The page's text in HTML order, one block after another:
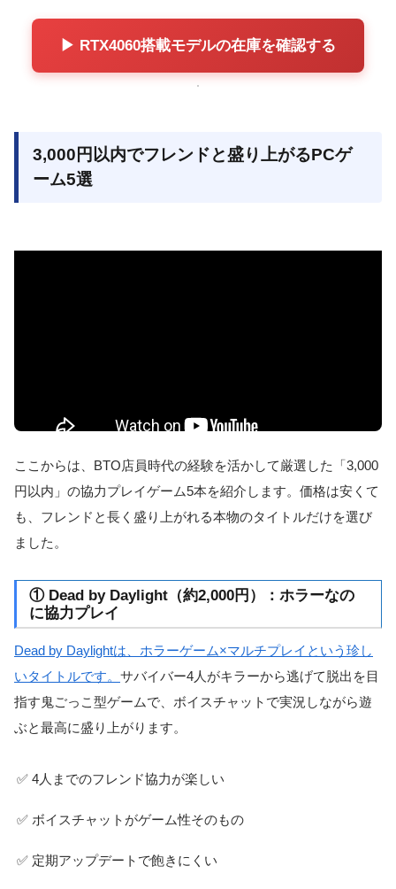
▶ RTX4060搭載モデルの在庫を確認する
3,000円以内でフレンドと盛り上がるPCゲ
ーム5選
ここからは、BTO店員時代の経験を活かして厳選した「3,000
円以内」の協力プレイゲーム5本を紹介します。価格は安くて
も、フレンドと長く盛り上がれる本物のタイトルだけを選び
ました。
① Dead by Daylight（約2,000円）：ホラーなの
に協力プレイ
Dead by Daylightは、ホラーゲーム×マルチプレイという珍し
いタイトルです。 サバイバー4人がキラーから逃げて脱出を目
指す鬼ごっこ型ゲームで、ボイスチャットで実況しながら遊
ぶと最高に盛り上がります。
✅ 4人までのフレンド協力が楽しい
✅ ボイスチャットがゲーム性そのもの
✅ 定期アップデートで飽きにくい